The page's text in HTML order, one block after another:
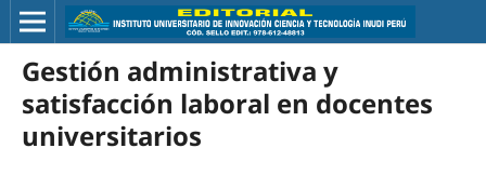
Gestión administrativa y
satisfacción laboral en docentes
universitarios